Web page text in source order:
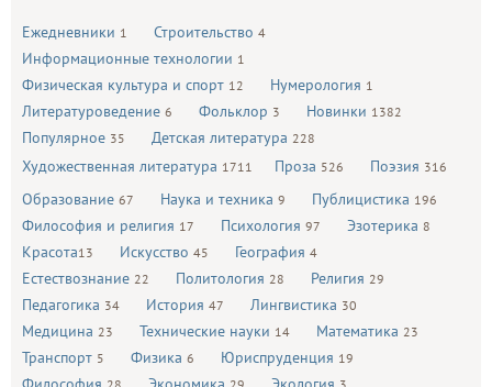
Ежедневники 1 Строительство 4
Информационные технологии 1
Физическая культура и спорт 12 Нумерология 1
Литературоведение 6 Фольклор 3 Новинки 1382
Популярное 35 Детская литература 228
Художественная литература 1711 Проза 526 Поэзия 316
Образование 67 Наука и техника 9 Публицистика 196
Философия и религия 17 Психология 97 Эзотерика 8
Красота13 Искусство 45 География 4
Естествознание 22 Политология 28 Религия 29
Педагогика 34 История 47 Лингвистика 30
Медицина 23 Технические науки 14 Математика 23
Транспорт 5 Физика 6 Юриспруденция 19